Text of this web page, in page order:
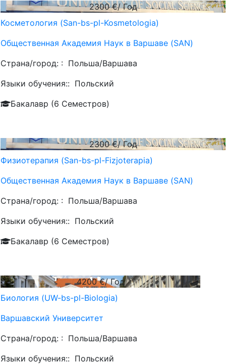
2300€/ Год
Косметология (San-bs-pl-Kosmetologia)
Общественная Академия Наук в Варшаве (SAN)
Страна/город: : Польша/Варшава
Языки обучения:: Польский
Бакалавр (6 Семестров)
2300€/ Год
Физиотерапия (San-bs-pl-Fizjoterapia)
Общественная Академия Наук в Варшаве (SAN)
Страна/город: : Польша/Варшава
Языки обучения:: Польский
Бакалавр (6 Семестров)
4200€/ Год
Биология (UW-bs-pl-Biologia)
Варшавский Университет
Страна/город: : Польша/Варшава
Языки обучения:: Польский